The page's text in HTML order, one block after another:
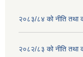
२०८३/८४ को नीति तथा
२०८२/८३ को नीति तथा